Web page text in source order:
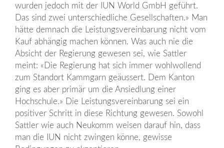
wurden jedoch mit der IUN World GmbH geführt.
Das sind zwei unterschiedliche Gesellschaften.» Man
hätte demnach die Leistungsvereinbarung nicht vom
Kauf abhängig machen können. Was auch nie die
Absicht der Regierung gewesen sei, wie Sattler
meint: «Die Regierung hat sich immer wohlwollend
zum Standort Kammgarn geäussert. Dem Kanton
ging es aber primär um die Ansiedlung einer
Hochschule.» Die Leistungsvereinbarung sei ein
positiver Schritt in diese Richtung gewesen. Sowohl
Sattler wie auch Neukomm weisen darauf hin, dass
man die IUN nicht zwingen könne, gewisse